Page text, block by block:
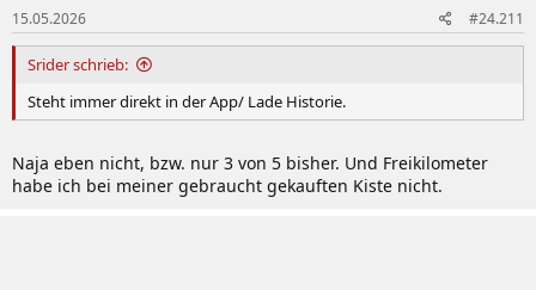
r
m
15.05.2026 #24.211
Srider schrieb:
Steht immer direkt in der App/ Lade Historie.
Naja eben nicht, bzw. nur 3 von 5 bisher. Und Freikilometer
habe ich bei meiner gebraucht gekauften Kiste nicht.